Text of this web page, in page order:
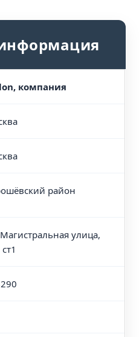
компания
район
улица,